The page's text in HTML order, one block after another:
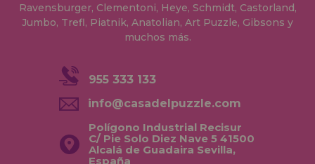
Ravensburger, Clementoni, Heye, Schmidt, Castorland,
Jumbo, Trefl, Piatnik, Anatolian, Art Puzzle, Gibsons y
muchos más.
955 333 133
info@casadelpuzzle.com
Polígono Industrial Recisur
C/ Pie Solo Diez Nave 5 41500
Alcalá de Guadaira Sevilla,
España